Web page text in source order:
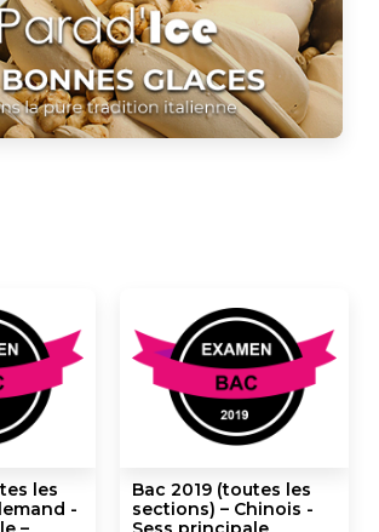
les
-
Bac 2019 (toutes les
sections) – Chinois -